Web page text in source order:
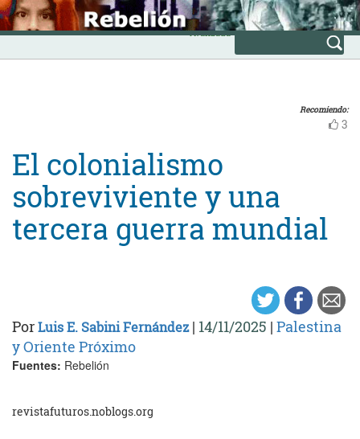
Skip
to
content
INICIO
Avanzada
Recomiendo:
3
El colonialismo
sobreviviente y una
tercera guerra mundial
PorLuis E. Sabini Fernández| 14/11/2025 | Palestina
y Oriente Próximo
Fuentes: Rebelión
revistafuturos.noblogs.org